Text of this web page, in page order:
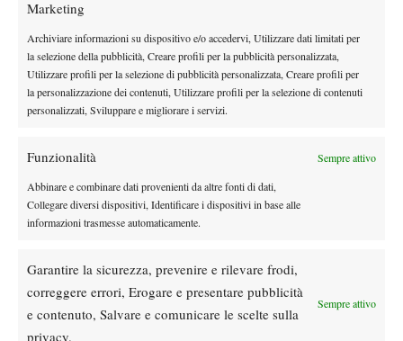
Marketing
Archiviare informazioni su dispositivo e/o accedervi, Utilizzare dati limitati per
la selezione della pubblicità, Creare profili per la pubblicità personalizzata,
Utilizzare profili per la selezione di pubblicità personalizzata, Creare profili per
la personalizzazione dei contenuti, Utilizzare profili per la selezione di contenuti
personalizzati, Sviluppare e migliorare i servizi.
Funzionalità Sempre attivo
Abbinare e combinare dati provenienti da altre fonti di dati,
Collegare diversi dispositivi, Identificare i dispositivi in base alle
informazioni trasmesse automaticamente.
Garantire la sicurezza, prevenire e rilevare frodi,
correggere errori, Erogare e presentare pubblicità
e contenuto, Salvare e comunicare le scelte sulla
privacy.
Sempre attivo
riuscire ad ampliare la proposta rivolta ai nostri utenti, sia quella
formativa sia quella competitiva”. Coi professionisti, invece, gli
obiettivi non possono che riguardare i risultati. “Puntiamo ad
accompagnare Bellucci fra i primi 100 in classifica, mentre Moez
Echargui e Remy Bertola (rispettivamente numero 355 e 357
alle qualificazioni dei tornei del Grande Slam. Ma ci aspettiamo
gli altri. In fondo, l’obiettivo è lo stesso per ognuno: migliorare la
propria classifica mondiale e portare a casa risultati sempre più
TAGGED:MXP Tennis Academy